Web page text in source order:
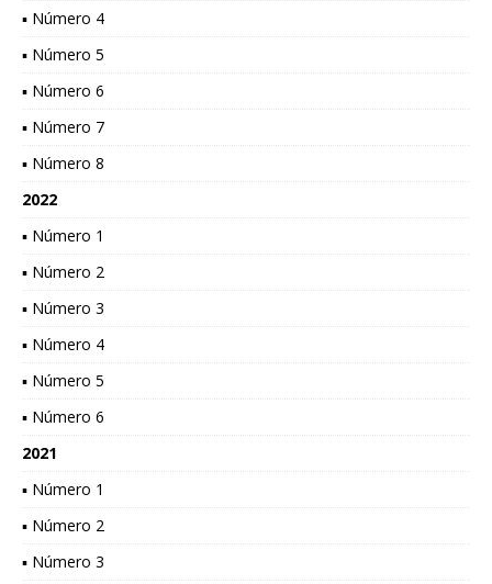
▪ Número 4
▪ Número 5
▪ Número 6
▪ Número 7
▪ Número 8
2022
▪ Número 1
▪ Número 2
▪ Número 3
▪ Número 4
▪ Número 5
▪ Número 6
2021
▪ Número 1
▪ Número 2
▪ Número 3